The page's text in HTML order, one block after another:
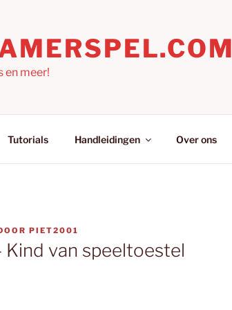
en meer!
Tutorials Handleidingen Over ons
PIET2001
Kind van speeltoestel